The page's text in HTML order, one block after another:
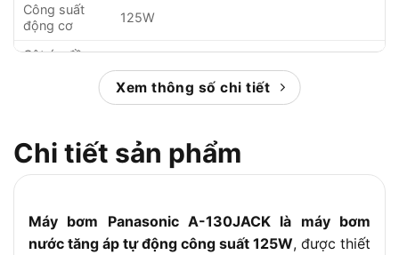
Công suất
động cơ
125W
Cột áp đầu
Công
suất/lưu
30 lít/phút
Phạm vi
chuyển áp
1,1 – 1,8 kgf/cm²
Xem thông số chi tiết
Chi tiết sản phẩm
Máy bơm Panasonic A-130JACK là máy bơm
nước tăng áp tự động công suất 125W, được thiết